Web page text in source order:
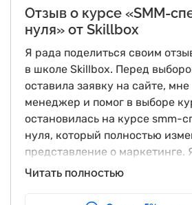
Отзыв о курсе «SMM-
нуля» от Skillbox
Я рада поделиться своим
в школе Skillbox. Перед
оставила заявку на сайте,
менеджер и помог в выборе
остановилась на курсе smm-
нуля, который полностью
представление о маркетинге.
профессионализмом и опытом
а также кураторов, которые
Я очень довольна своим
Читать полностью